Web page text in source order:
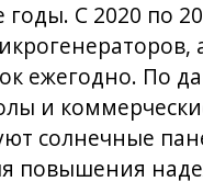
С 2020 по
ежегодно. По
и
солнечные
повышения